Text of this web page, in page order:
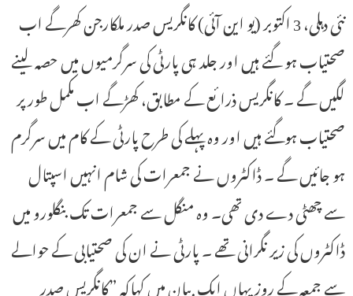
نئی دہلی، 3 اکتوبر (یو این آئی) کانگریس صدر ملکارجن کھرگے اب
صحتیاب ہو گئے ہیں اور جلد ہی پارٹی کی سرگرمیوں میں حصہ لینے
لگیں گے ۔ کانگریس ذرائع کے مطابق، کھڑگے اب مکمل طور پر
صحتیاب ہوگئے ہیں اور وہ پہلے کی طرح پارٹی کے کام میں سرگرم
ہو جائیں گے ۔ ڈاکٹروں نے جمعرات کی شام انہیں اسپتال
سے چھٹی دے دی تھی۔ وہ منگل سے جمعرات تک بنگلورو میں
ڈاکٹروں کی زیر نگرانی تھے ۔ پارٹی نے ان کی صحتیابی کے حوالے
سے جمعہ کے روز یہاں ایک بیان میں کہاکہ ”کانگریس صدر